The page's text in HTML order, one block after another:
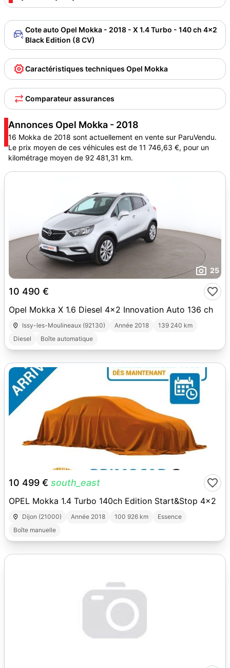
Cote auto Opel Mokka - 2018 - X 1.4 Turbo - 140 ch 4x2
Black Edition (8 CV)
Caractéristiques techniques Opel Mokka
Comparateur assurances
Annonces Opel Mokka - 2018
16 Mokka de 2018 sont actuellement en vente sur ParuVendu.
Le prix moyen de ces véhicules est de 11 746,63 €, pour un
kilométrage moyen de 92 481,31 km.
25
10 490 €
Opel Mokka X 1.6 Diesel 4x2 Innovation Auto 136 ch
Issy-les-Moulineaux (92130) Année 2018
139 240 km
Diesel
Boîte automatique
10 499 € south_east
OPEL Mokka 1.4 Turbo 140ch Edition Start&Stop 4x2
Dijon (21000) Année 2018 100 926 km
Essence
Boîte manuelle